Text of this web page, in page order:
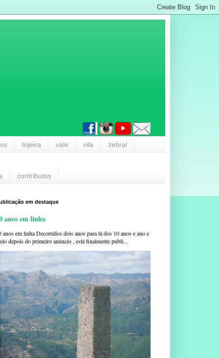
tojeira vale vila zebral
contributos
em destaque
anos em linha
anos em linha Decorridos dois anos para lá dos 10 anos e ano e
depois do primeiro anúncio , está finalmente publi...